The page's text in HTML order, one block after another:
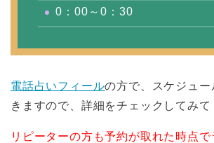
0：00～0：30
電話占いフィールの方で、スケジュ
きますので、詳細をチェックしてみて
リピーターの方も予約が取れた時点で